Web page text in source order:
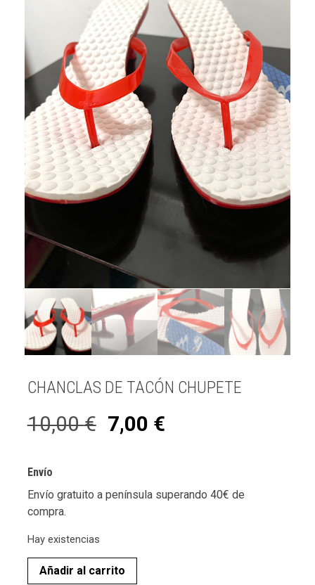
CHANCLAS DE TACÓN CHUPETE
10,00€ 7,00 €
Envío
Envío gratuito a península superando 40€ de
compra.
Hay existencias
Añadir al carrito